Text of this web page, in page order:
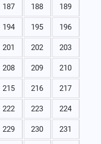
187 188 189
194 195 196
201 202 203
208 209 210
215 216 217
222 223 224
229 230 231